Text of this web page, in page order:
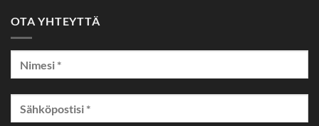
OTA YHTEYTTÄ